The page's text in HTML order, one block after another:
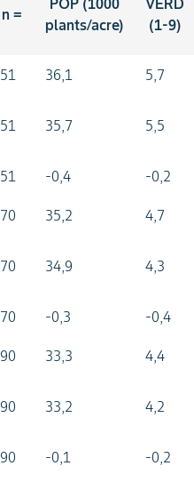
n =
plants/acre)
(1-9)
51 36,1 5,7
51 35,7 5,5
51 -0,4 -0,2
70 35,2 4,7
70 34,9 4,3
70 -0,3 -0,4
90 33,3 4,4
90 33,2 4,2
90 -0,1 -0,2